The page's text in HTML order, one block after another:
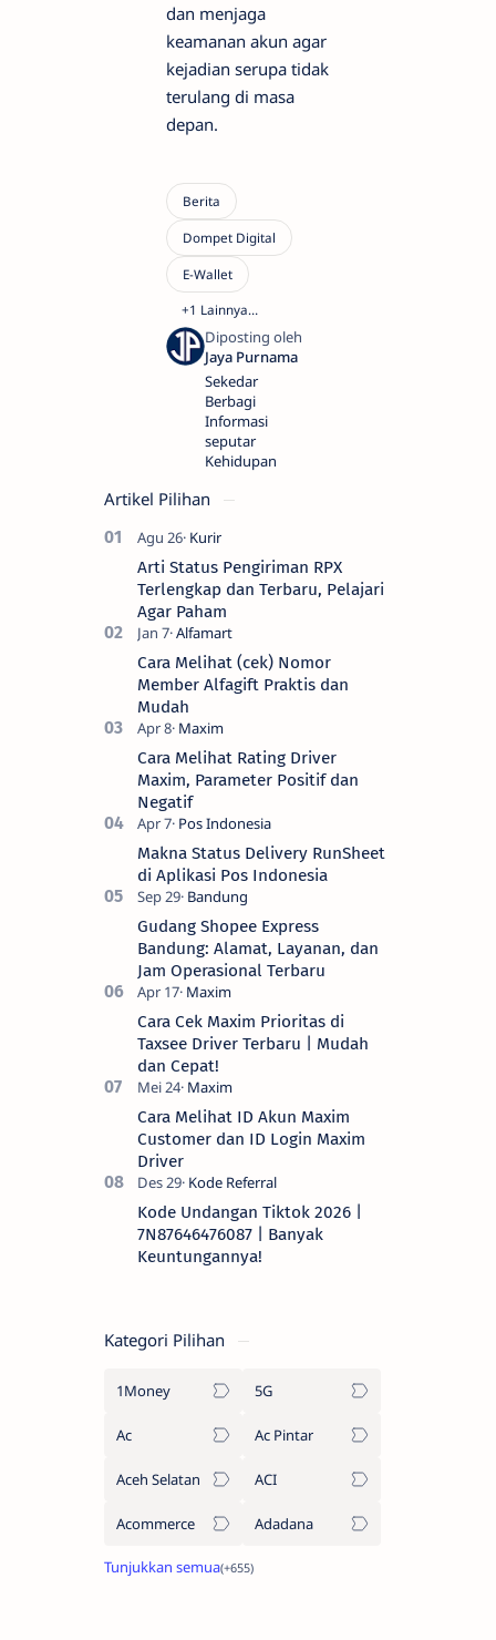
dan menjaga
keamanan akun agar
kejadian serupa tidak
terulang di masa
depan.
Sekedar
Berbagi
Informasi
seputar
Kehidupan
Artikel Pilihan
Arti Status Pengiriman RPX
Terlengkap dan Terbaru, Pelajari
Agar Paham
Cara Melihat (cek) Nomor
Member Alfagift Praktis dan
Mudah
Cara Melihat Rating Driver
Maxim, Parameter Positif dan
Negatif
Makna Status Delivery RunSheet
di Aplikasi Pos Indonesia
Gudang Shopee Express
Bandung: Alamat, Layanan, dan
Jam Operasional Terbaru
Cara Cek Maxim Prioritas di
Taxsee Driver Terbaru | Mudah
dan Cepat!
Cara Melihat ID Akun Maxim
Customer dan ID Login Maxim
Driver
Kode Undangan Tiktok 2026 |
7N87646476087 | Banyak
Keuntungannya!
Kategori Pilihan
1Money 5G
Ac Ac Pintar
Aceh Selatan ACI
Acommerce Adadana